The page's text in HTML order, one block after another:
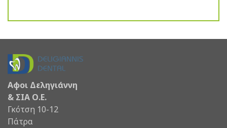
Αφοι Δεληγιάννη
& ΣΙΑ Ο.Ε.
Γκότση 10-12
Πάτρα